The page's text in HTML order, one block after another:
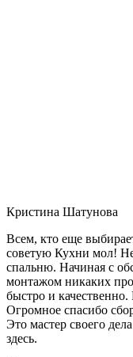
Кристина Шатунова
Всем, кто еще
советую Кухни мол!
спальню. Начиная с
монтажом никаких
быстро и
Огромное спасибо
Это мастер своего
здесь.